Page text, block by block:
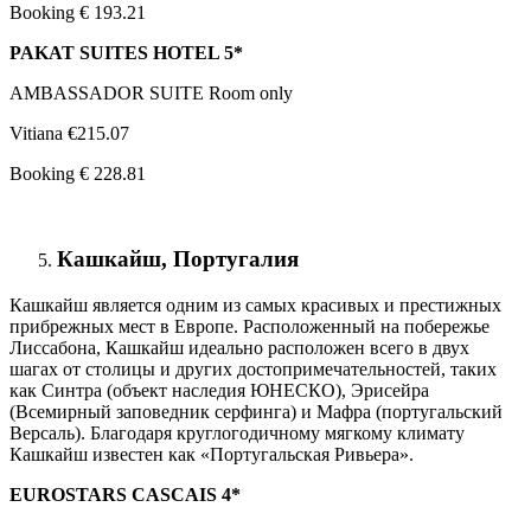
Booking € 193.21
PAKAT SUITES HOTEL 5*
AMBASSADOR SUITE Room only
Vitiana €215.07
Booking € 228.81
Кашкайш, Португалия
Кашкайш является одним из самых красивых и престижных
прибрежных мест в Европе. Расположенный на побережье
Лиссабона, Кашкайш идеально расположен всего в двух
шагах от столицы и других достопримечательностей, таких
как Синтра (объект наследия ЮНЕСКО), Эрисейра
(Всемирный заповедник серфинга) и Мафра (португальский
Версаль). Благодаря круглогодичному мягкому климату
Кашкайш известен как «Португальская Ривьера».
EUROSTARS CASCAIS 4*